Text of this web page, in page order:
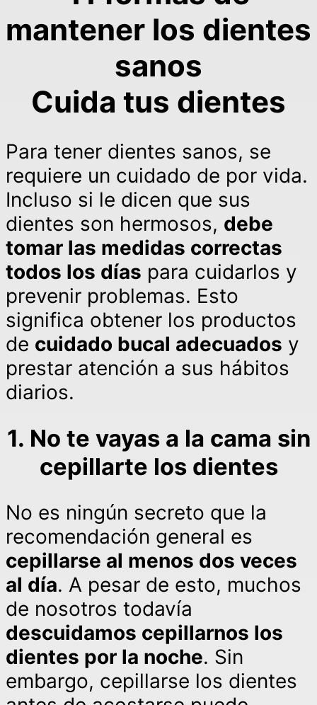
mantener los dientes
sanos
Cuida tus dientes
Para tener dientes sanos, se
requiere un cuidado de por vida.
Incluso si le dicen que sus
dientes son hermosos, debe
tomar las medidas correctas
todos los días para cuidarlos y
prevenir problemas. Esto
significa obtener los productos
de cuidado bucal adecuados y
prestar atención a sus hábitos
diarios.
1. No te vayas a la cama sin
cepillarte los dientes
No es ningún secreto que la
recomendación general es
cepillarse al menos dos veces
al día. A pesar de esto, muchos
de nosotros todavía
descuidamos cepillarnos los
dientes por la noche. Sin
embargo, cepillarse los dientes